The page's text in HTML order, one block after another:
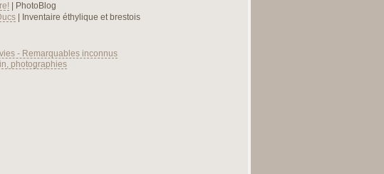
| PhotoBlog
| Inventaire éthylique et brestois
- Remarquables inconnus
photographies